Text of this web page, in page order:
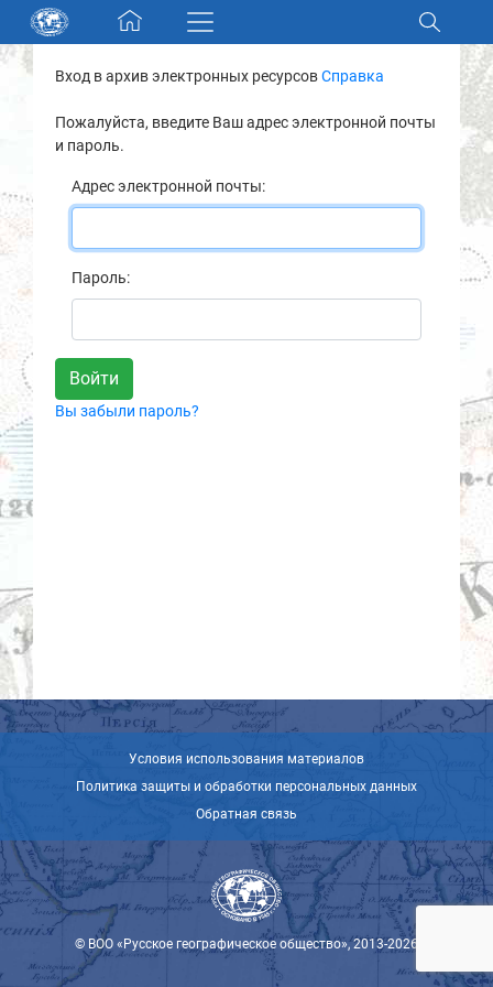
Skip navigation
Разделы и коллекции
Электронный каталог
Новости
О нас
Контакты
Партнеры
Вход в архив электронных ресурсовСправка
Пожалуйста, введите Ваш адрес электронной почты
и пароль.
Адрес электронной почты:
Пароль:
Вы забыли пароль?
Условия использования материалов
Политика защиты и обработки персональных данных
Обратная связь
© ВОО «Русское географическое общество», 2013-2026